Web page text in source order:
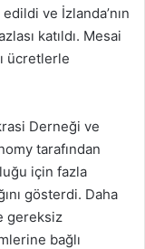
ve İzlanda’nın
katıldı. Mesai
ücretlerle
Derneği ve
tarafından
için fazla
gösterdi. Daha
gereksiz
bağlı